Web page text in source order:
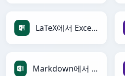
LaTeX에서 Excel로
Markdown에서 Excel로